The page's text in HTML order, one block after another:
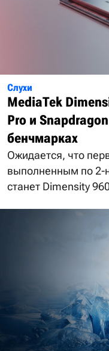
Слухи
MediaTek
Pro и
бенчмарках
Ожидается, что
выполненным по 2-
станет Dimensity